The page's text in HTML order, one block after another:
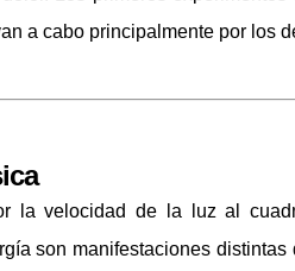
a cabo principalmente por los
la velocidad de la luz al
son manifestaciones